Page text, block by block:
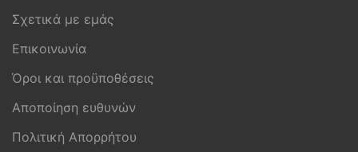
Σχετικά με εμάς
Επικοινωνία
Όροι και προϋποθέσεις
Aποποίηση ευθυνών
Πολιτική Απορρήτου